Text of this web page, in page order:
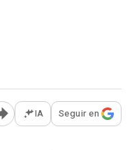
Abrir opciones para
IA Seguir en